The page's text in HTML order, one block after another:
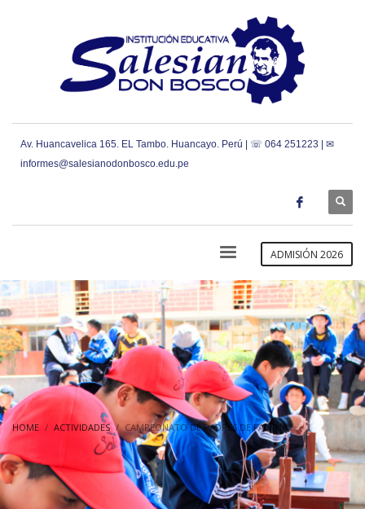
Av. Huancavelica 165. EL Tambo. Huancayo. Perú | ☏ 064 251223 | ✉
informes@salesianodonbosco.edu.pe
ADMISIÓN 2026
HOME ACTIVIDADES CAMPEONATO DE PADRES DE FAMILIA